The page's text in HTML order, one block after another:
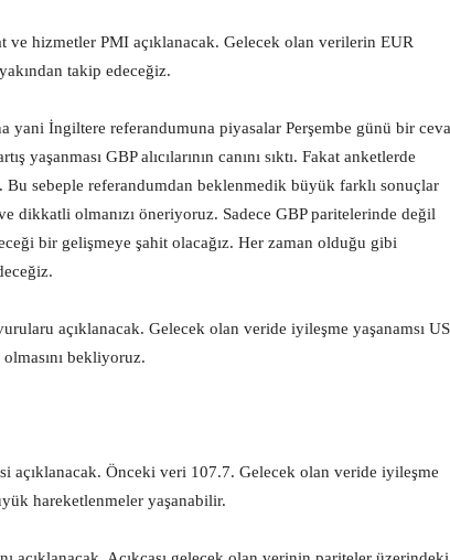
ve hizmetler PMI açıklanacak. Gelecek olan verilerin EUR
takip edeceğiz.
yani İngiltere referandumuna piyasalar Perşembe günü bir
yaşanması GBP alıcılarının canını sıktı. Fakat anketlerde
sebeple referandumdan beklenmedik büyük farklı sonuçlar
dikkatli olmanızı öneriyoruz. Sadece GBP paritelerinde değil
bir gelişmeye şahit olacağız. Her zaman olduğu gibi
açıklanacak. Gelecek olan veride iyileşme yaşanamsı
bekliyoruz.
açıklanacak. Önceki veri 107.7. Gelecek olan veride iyileşme
hareketlenmeler yaşanabilir.